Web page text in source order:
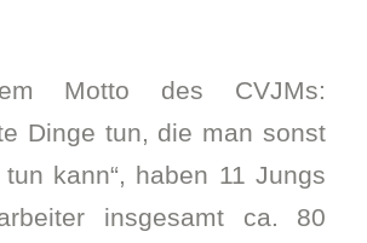
Motto des CVJMs:
Dinge tun, die man sonst
kann“, haben 11 Jungs
insgesamt ca. 80